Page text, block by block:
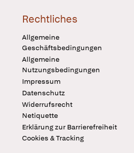
Rechtliches
Allgemeine
Geschäftsbedingungen
Allgemeine
Nutzungsbedingungen
Impressum
Datenschutz
Widerrufsrecht
Netiquette
Erklärung zur Barrierefreiheit
Cookies & Tracking